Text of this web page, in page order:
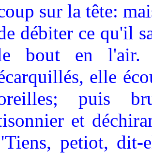
sur la tête:
débiter ce qu'il
bout en l'air.
elle
puis
et
petiot, dit-